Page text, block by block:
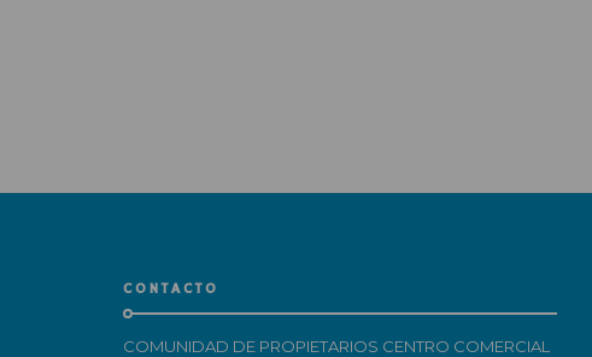
CONTACTO
COMUNIDAD DE PROPIETARIOS CENTRO COMERCIAL